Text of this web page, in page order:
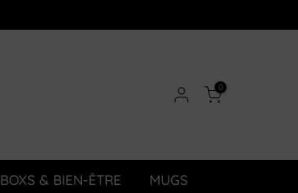
0
BOXS & BIEN-ÊTRE MUGS